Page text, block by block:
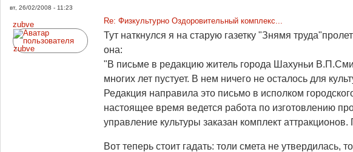
вт, 26/02/2008 - 11:23
zubve
Re: Физкультурно Оздоровительный комплекс...
Тут наткнулся я на старую газетку "Знямя
она:
"В письме в редакцию житель города Шахуньи
многих лет пустует. В нем ничего не осталось для
Редакция направила это письмо в исполком
настоящее время ведется работа по изготовлению
управление культуры заказан комплект
Вот теперь стоит гадать: толи смета не